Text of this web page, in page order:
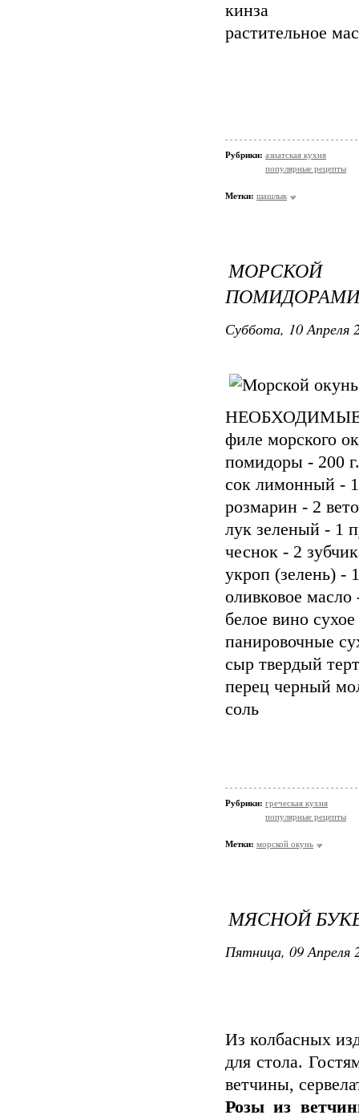
кинза
растительное
Рубрики: азиатская кухня
популярные рецепты
Метки: шашлык
ПОМИДОРАМИ
Суббота, 10 Апреля
филе морского
помидоры - 200 г.
сок лимонный -
розмарин - 2
лук зеленый - 1
чеснок - 2
укроп (зелень) -
оливковое
белое вино
панировочные
сыр твердый
перец черный
соль
Рубрики: греческая кухня
популярные рецепты
Метки: морской окунь
МЯСНОЙ
Пятница, 09 Апреля
Из колбасных
для стола.
ветчины,
Розы из